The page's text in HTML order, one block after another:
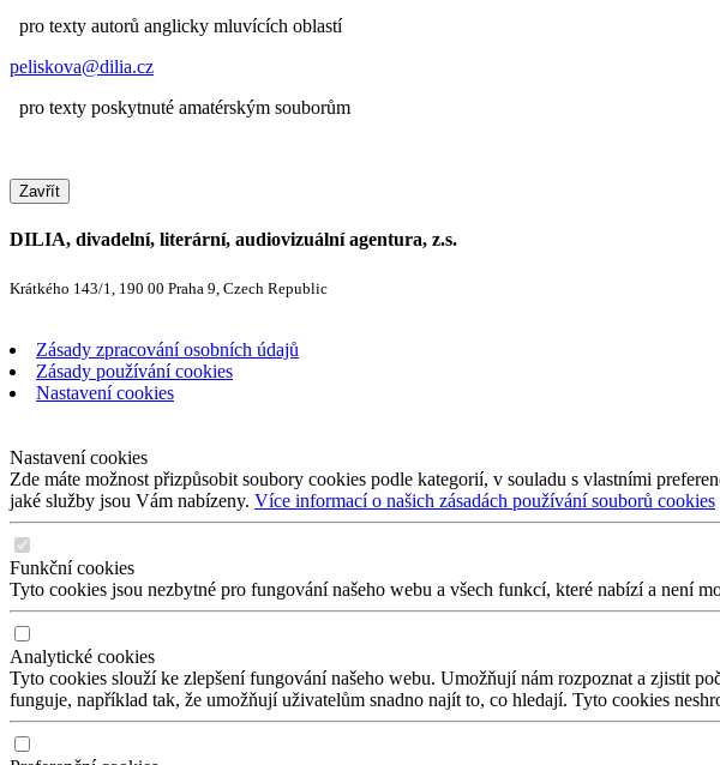
pro texty autorů anglicky mluvících oblastí
peliskova@dilia.cz
pro texty poskytnuté amatérským souborům
Zavřít
DILIA, divadelní, literární, audiovizuální agentura, z.s.
Krátkého 143/1, 190 00 Praha 9, Czech Republic
Zásady zpracování osobních údajů
Zásady používání cookies
Nastavení cookies
Nastavení cookies
Zde máte možnost přizpůsobit soubory cookies podle kategorií, v souladu s vlastními
jaké služby jsou Vám nabízeny. Více informací o našich zásadách používání souborů cookies
Funkční cookies
Tyto cookies jsou nezbytné pro fungování našeho webu a všech funkcí, které nabízí a není
Analytické cookies
Tyto cookies slouží ke zlepšení fungování našeho webu. Umožňují nám rozpoznat a zjistit
funguje, například tak, že umožňují uživatelům snadno najít to, co hledají. Tyto cookies